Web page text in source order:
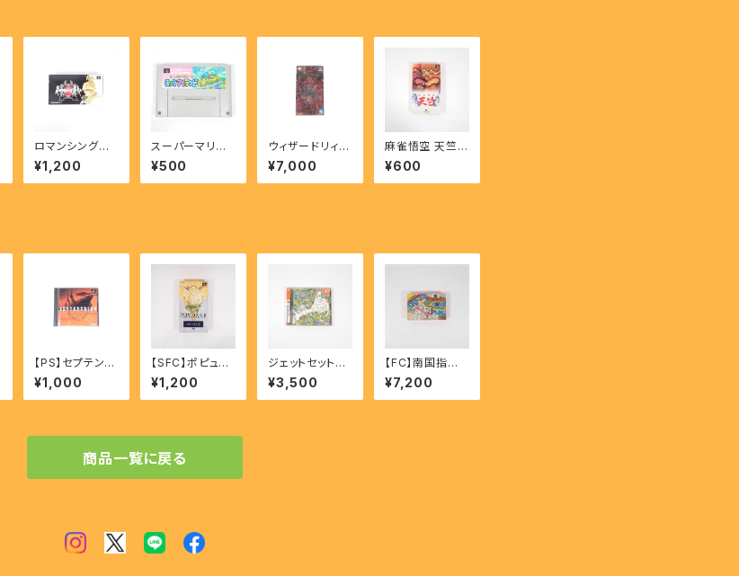
ロマンシングサ
ガ2 - Romanci
ng Sa・Ga 2 【S
FC】
¥1,200
スーパーマリオ
ヨッシーアイラン
ド - SUPER MA
RIO YOSSY IS
¥500
ウィザードリィ・
外伝Ⅳ 胎魔の鼓
動 - Wizardry
Throb of the
¥7,000
麻雀悟空 天竺 -
Majangoku Te
njiku 【SFC】
¥600
【PS】セプテント
リオン - SEPTE
NTRION 〜Out
of the Blue〜
¥1,000
【SFC】ポピュラ
ス2 - POPULO
US Ⅱ TRIALS
OF THE OLYM
¥1,200
ジェットセットラ
ジオ - JET SE
T RADIO【DC】
¥3,500
【FC】南国指令!!
スパイvsスパイ
- Nangoku Shi
rei!!SPY VS S
¥7,200
商品一覧に戻る